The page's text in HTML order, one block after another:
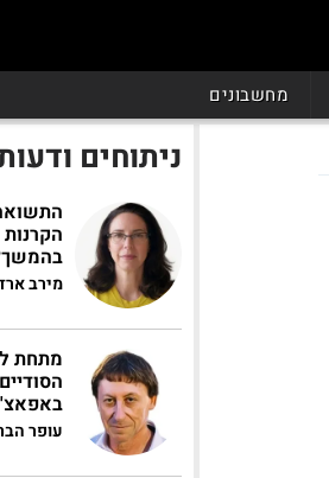
מחשבונים
ניתוחים
מירב
מתחת
עופר